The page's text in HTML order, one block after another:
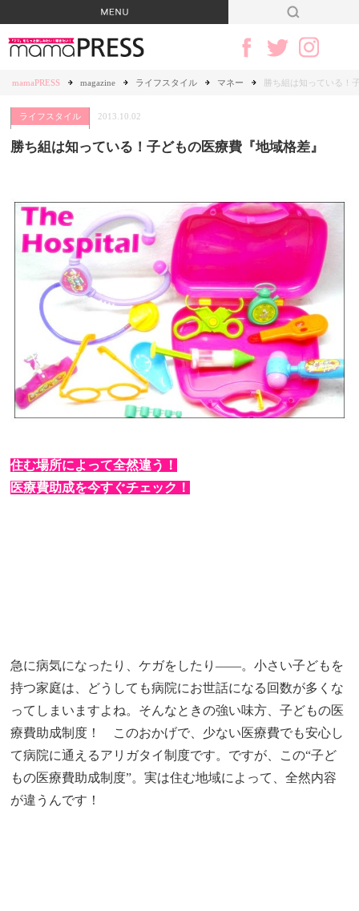
mamaPRESS magazine ライフスタイル マネー 勝ち組は知っている！
ライフスタイル 2013.10.02
勝ち組は知っている！子どもの医療費『地域格差』
住む場所によって全然違う！
医療費助成を今すぐチェック！
急に病気になったり、ケガをしたり――。小さい子どもを
持つ家庭は、どうしても病院にお世話になる回数が多くな
ってしまいますよね。そんなときの強い味方、子どもの医
療費助成制度！ このおかげで、少ない医療費でも安心し
て病院に通えるアリガタイ制度です。ですが、この“子ど
もの医療費助成制度”。実は住む地域によって、全然内容
が違うんです！